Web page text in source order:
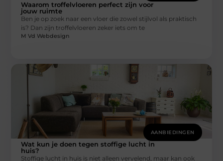
Waarom troffelvloeren perfect zijn voor
jouw ruimte
Ben je op zoek naar een vloer die zowel stijlvol als praktisch
is? Dan zijn troffelvloeren zeker iets om te
M Vd Webdesign
AANBIEDINGEN
Wat kun je doen tegen stoffige lucht in
huis?
Stoffige lucht in huis is niet alleen vervelend, maar kan ook